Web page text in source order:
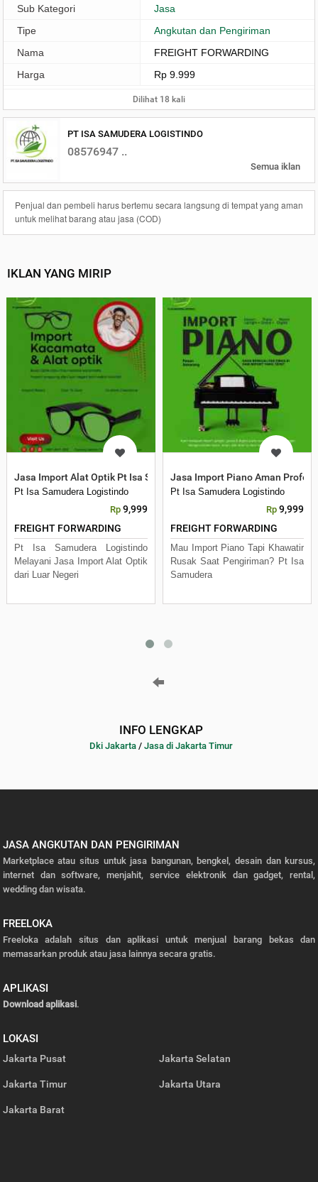
Sub Kategori
Jasa
Tipe
Angkutan dan Pengiriman
Nama
FREIGHT FORWARDING
Harga
Rp 9.999
Dilihat 18 kali
PT ISA SAMUDERA LOGISTINDO
08576947 ..
Semua iklan
Penjual dan pembeli harus bertemu secara langsung di tempat yang aman
untuk melihat barang atau jasa (COD)
IKLAN YANG MIRIP
Jasa Import Alat Optik Pt Isa Samudera Logistindo
Pt Isa Samudera Logistindo
Rp 9,999
FREIGHT FORWARDING
Pt Isa Samudera Logistindo
Melayani Jasa Import Alat Optik
dari Luar Negeri
Jasa Import Piano Aman
Pt Isa Samudera Logistindo
Rp 9,999
FREIGHT FORWARDING
Mau Import Piano Tapi Khawatir
Rusak Saat Pengiriman? Pt Isa
Samudera
INFO LENGKAP
Dki Jakarta / Jasa di Jakarta Timur
JASA ANGKUTAN DAN PENGIRIMAN
Marketplace atau situs untuk jasa bangunan, bengkel, desain dan kursus,
internet dan software, menjahit, service elektronik dan gadget, rental,
wedding dan wisata.
FREELOKA
Freeloka adalah situs dan aplikasi untuk menjual barang bekas dan
memasarkan produk atau jasa lainnya secara gratis.
APLIKASI
Download aplikasi.
LOKASI
Jakarta Pusat Jakarta Selatan
Jakarta Timur Jakarta Utara
Jakarta Barat